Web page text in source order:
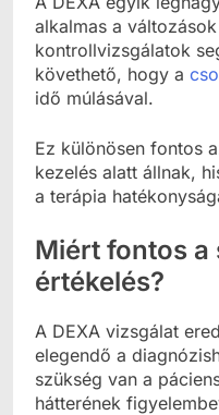
alkalmas a
kontrollvizsgálatok
követhető, hogy a
idő múlásával.
Ez különösen fontos
kezelés alatt állnak,
a terápia
Miért fontos a
értékelés?
A DEXA vizsgálat
elegendő a
szükség van a
hátterének